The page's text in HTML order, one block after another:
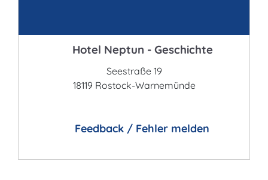
Hotel Neptun - Geschichte
Seestraße 19
18119 Rostock-Warnemünde
Feedback / Fehler melden